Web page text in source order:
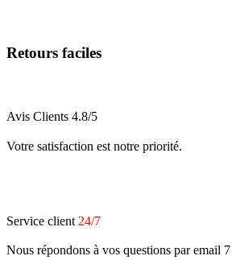
Retours faciles
Avis Clients 4.8/5
Votre satisfaction est notre priorité.
Service client 24/7
Nous répondons à vos questions par email